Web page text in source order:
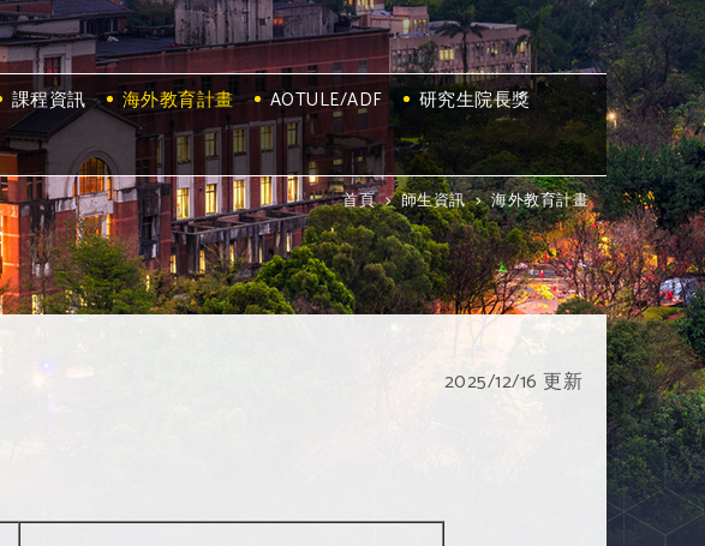
課程資訊 海外教育計畫 AOTULE/ADF
研究生院長獎
首頁 > 師生資訊 > 海外教育計畫
2025/12/16 更新